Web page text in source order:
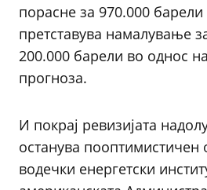
порасне за 970.000
претставува намалување
200.000 барели во однос
прогноза.
И покрај ревизијата
останува пооптимистичен
водечки енергетски